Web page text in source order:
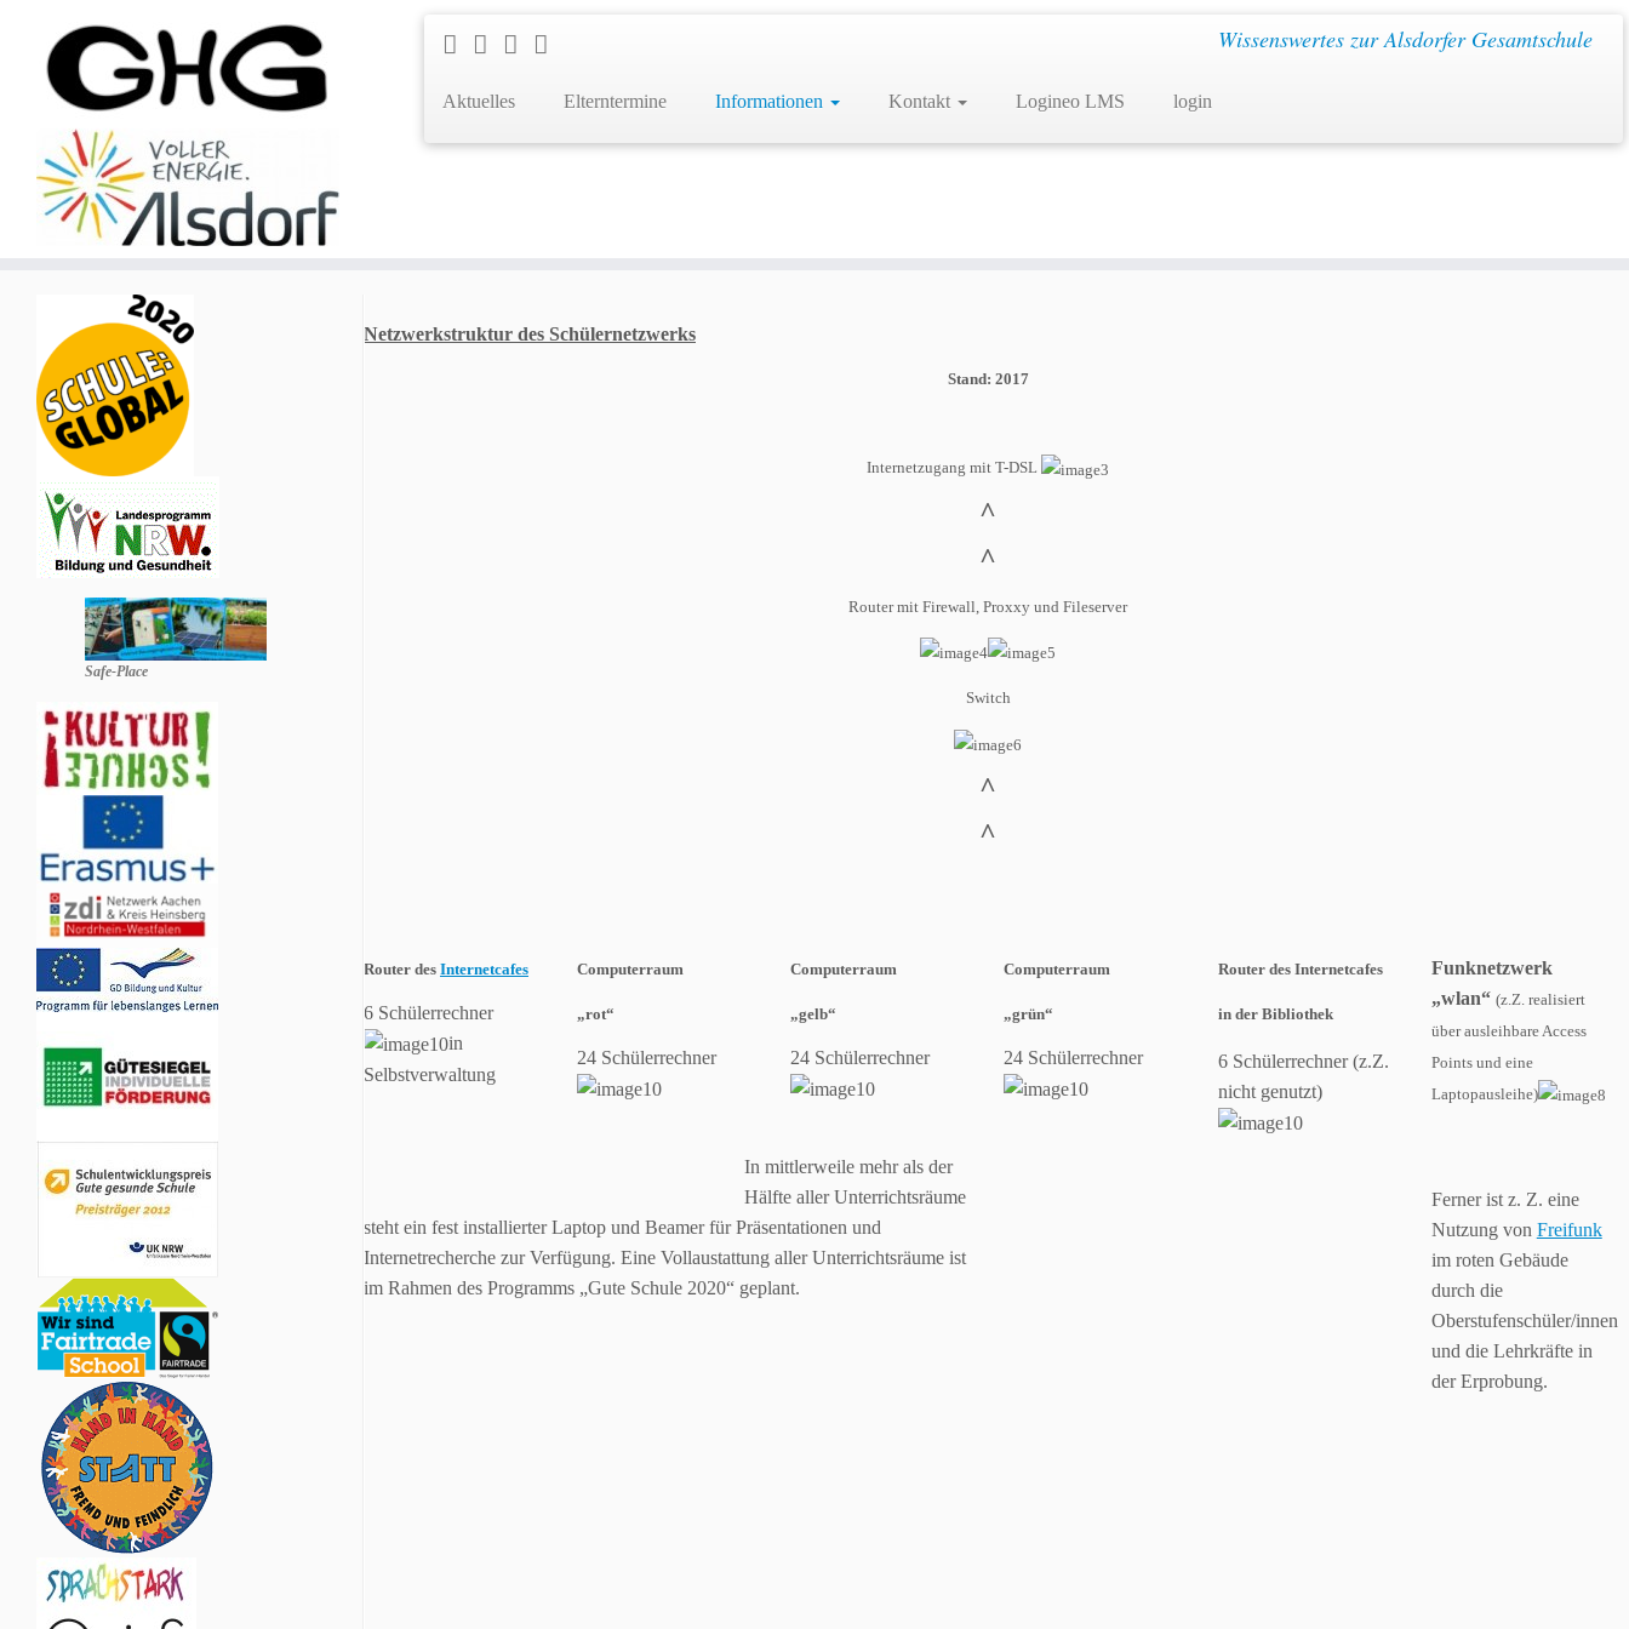
Wissenswertes zur Alsdorfer Gesamtschule
Aktuelles Elterntermine Informationen Kontakt Logineo LMS login
Safe-Place
Netzwerkstruktur des Schülernetzwerks
Stand: 2017
Internetzugang mit T-DSL
^
^
Router mit Firewall, Proxxy und Fileserver
Switch
^
^
Router des Internetcafes
6 Schülerrechner
in
Selbstverwaltung
Computerraum
„rot“
24 Schülerrechner
Computerraum
„gelb“
24 Schülerrechner
Computerraum
„grün“
24 Schülerrechner
Router des Internetcafes
in der Bibliothek
6 Schülerrechner (z.Z.
nicht genutzt)
Funknetzwerk
„wlan“ (z.Z. realisiert
über ausleihbare Access
Points und eine
Laptopausleihe)
In mittlerweile mehr als der
Hälfte aller Unterrichtsräume
steht ein fest installierter Laptop und Beamer für Präsentationen und
Internetrecherche zur Verfügung. Eine Vollaustattung aller Unterrichtsräume ist
im Rahmen des Programms „Gute Schule 2020“ geplant.
Ferner ist z. Z. eine
Nutzung von Freifunk
im roten Gebäude
durch die
Oberstufenschüler/innen
und die Lehrkräfte in
der Erprobung.